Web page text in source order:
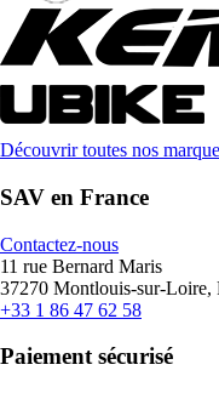
Découvrir toutes nos
SAV en France
Contactez-nous
11 rue Bernard Maris
37270 Montlouis-sur-Loire,
+33 1 86 47 62 58
Paiement sécurisé